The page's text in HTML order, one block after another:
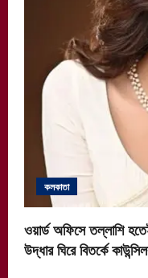
কলকাতা
ওয়ার্ড অফিসে তল্লাশি
উদ্ধার ঘিরে বিতর্কে